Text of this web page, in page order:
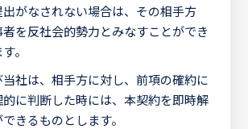
出がなされない場合は、その相手方
を反社会的勢力とみなすことができ
。
社は、相手方に対し、前項の確約に
に判断した時には、本契約を即時解
きるものとします。